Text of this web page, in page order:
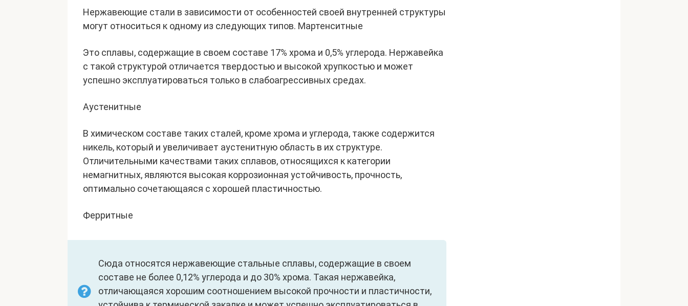
Нержавеющие стали в зависимости от особенностей своей внутренней структуры
могут относиться к одному из следующих типов. Мартенситные
Это сплавы, содержащие в своем составе 17% хрома и 0,5% углерода. Нержавейка
с такой структурой отличается твердостью и высокой хрупкостью и может
успешно эксплуатироваться только в слабоагрессивных средах.
Аустенитные
В химическом составе таких сталей, кроме хрома и углерода, также содержится
никель, который и увеличивает аустенитную область в их структуре.
Отличительными качествами таких сплавов, относящихся к категории
немагнитных, являются высокая коррозионная устойчивость, прочность,
оптимально сочетающаяся с хорошей пластичностью.
Ферритные
Сюда относятся нержавеющие стальные сплавы, содержащие в своем
составе не более 0,12% углерода и до 30% хрома. Такая нержавейка,
отличающаяся хорошим соотношением высокой прочности и пластичности,